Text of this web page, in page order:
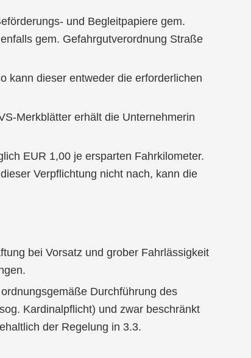
und Begleitpapiere gem.
gem. Gefahrgutverordnung Straße
kann dieser entweder die erforderlichen
Merkblätter erhält die Unternehmerin
EUR 1,00 je ersparten Fahrkilometer.
Verpflichtung nicht nach, kann die
bei Vorsatz und grober Fahrlässigkeit
Durchführung des
Kardinalpflicht) und zwar beschränkt
der Regelung in 3.3.